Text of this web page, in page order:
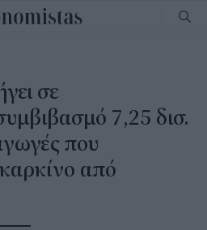
σε
7,25 δισ.
που
από